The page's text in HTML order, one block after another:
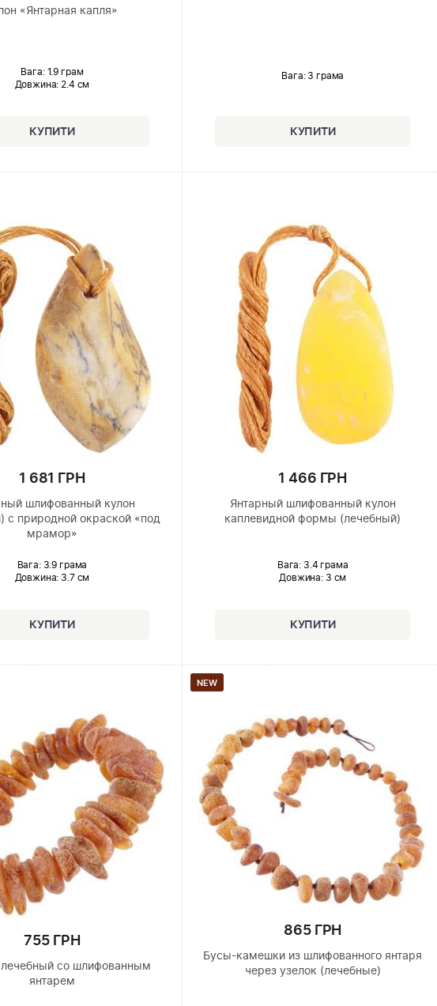
«Янтарная капля»
Вага: 1.9 грам
Довжина: 2.4 см
Вага: 3 грама
1 681 ГРН
шлифованный кулон
с природной окраской «под
мрамор»
Вага: 3.9 грама
Довжина: 3.7 см
1 466 ГРН
Янтарный шлифованный кулон
каплевидной формы (лечебный)
Вага: 3.4 грама
Довжина: 3 см
755 ГРН
лечебный со шлифованным
янтарем
NEW
865 ГРН
Бусы-камешки из шлифованного янтаря
через узелок (лечебные)